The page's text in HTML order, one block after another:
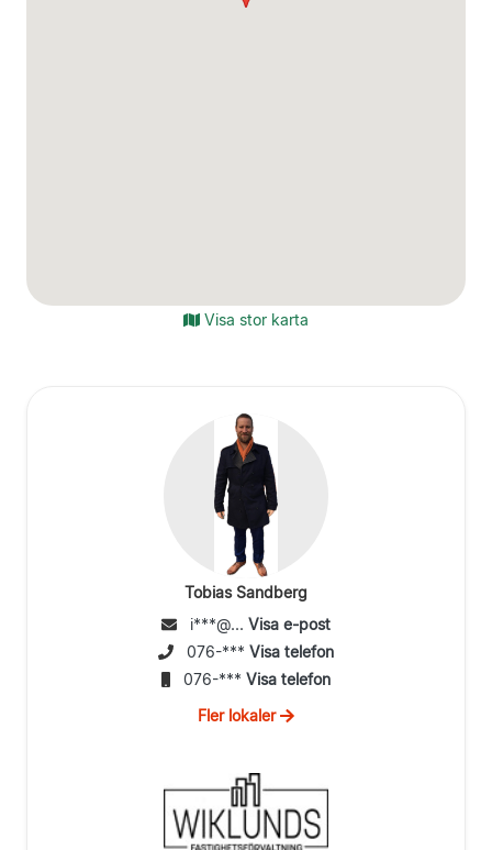
Visa stor karta
Tobias Sandberg
i***@... Visa e-post
076-*** Visa telefon
076-*** Visa telefon
Fler lokaler